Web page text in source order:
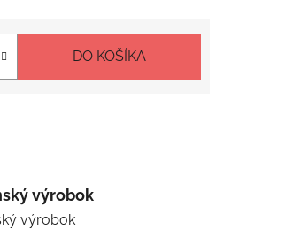
DO KOŠÍKA
výrobok
výrobok